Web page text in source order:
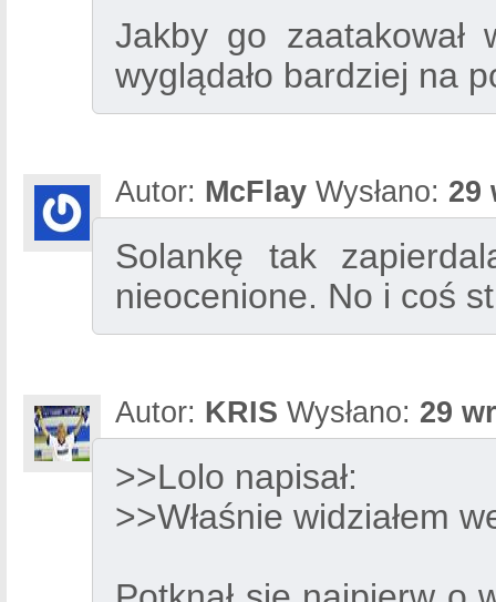
Jakby go
wyglądało bardziej na
Autor: McFlay Wysłano: 29
Solankę tak
nieocenione. No i coś
Autor: KRIS Wysłano: 29
>>Lolo napisał:
>>Właśnie widziałem